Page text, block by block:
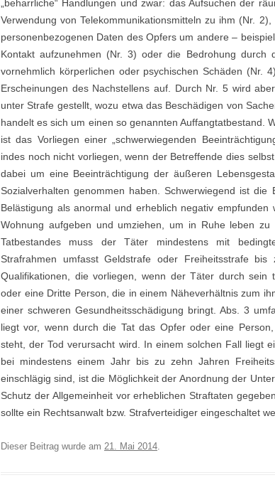
„beharrliche“ Handlungen und zwar: das Aufsuchen der
Verwendung von Telekommunikationsmitteln zu ihm (Nr.
personenbezogenen Daten des Opfers um andere –
Kontakt aufzunehmen (Nr. 3) oder die Bedrohung durch
vornehmlich körperlichen oder psychischen Schäden (Nr.
Erscheinungen des Nachstellens auf. Durch Nr. 5 wird
unter Strafe gestellt, wozu etwa das Beschädigen von
handelt es sich um einen so genannten Auffangtatbestand.
ist das Vorliegen einer „schwerwiegenden
indes noch nicht vorliegen, wenn der Betreffende dies
dabei um eine Beeinträchtigung der äußeren
Sozialverhalten genommen haben. Schwerwiegend ist
Belästigung als anormal und erheblich negativ
Wohnung aufgeben und umziehen, um in Ruhe leben
Tatbestandes muss der Täter mindestens mit
Strafrahmen umfasst Geldstrafe oder Freiheitsstrafe
Qualifikationen, die vorliegen, wenn der Täter durch sein
oder eine Dritte Person, die in einem Näheverhältnis zum
einer schweren Gesundheitsschädigung bringt. Abs. 3
liegt vor, wenn durch die Tat das Opfer oder eine
steht, der Tod verursacht wird. In einem solchen Fall liegt
bei mindestens einem Jahr bis zu zehn Jahren
einschlägig sind, ist die Möglichkeit der Anordnung der
Schutz der Allgemeinheit vor erheblichen Straftaten
sollte ein Rechtsanwalt bzw. Strafverteidiger eingeschaltet
Dieser Beitrag wurde am 21. Mai 2014.